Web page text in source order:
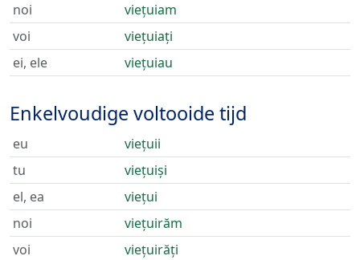
noi
viețuiam
voi
viețuiați
ei, ele
viețuiau
Enkelvoudige voltooide tijd
eu
viețuii
tu
viețuiși
el, ea
viețui
noi
viețuirăm
voi
viețuirăți